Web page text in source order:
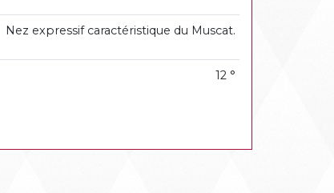
Nez expressif caractéristique du Muscat.
12 °